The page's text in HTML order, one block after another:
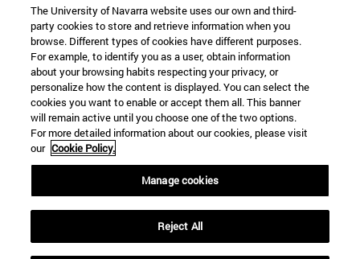
Aula abierta
Cátedra de Patrimonio y Arte Navarro
Facultad de Filosofía y Letras
Campus Universitario s/n
Navarra
España
Tel. +34 948 42 56 00
The University of Navarra website uses our own and third-
party cookies to store and retrieve information when you
browse. Different types of cookies have different purposes.
For example, to identify you as a user, obtain information
about your browsing habits respecting your privacy, or
personalize how the content is displayed. You can select the
cookies you want to enable or accept them all. This banner
will remain active until you choose one of the two options.
For more detailed information about our cookies, please visit
our Cookie Policy.
Manage cookies
Reject All